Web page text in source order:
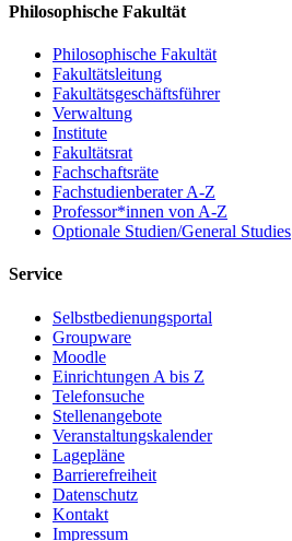
Philosophische Fakultät
Philosophische Fakultät
Fakultätsleitung
Fakultätsgeschäftsführer
Verwaltung
Institute
Fakultätsrat
Fachschaftsräte
Fachstudienberater A-Z
Professor*innen von A-Z
Optionale Studien/General Studies
Service
Selbstbedienungsportal
Groupware
Moodle
Einrichtungen A bis Z
Telefonsuche
Stellenangebote
Veranstaltungskalender
Lagepläne
Barrierefreiheit
Datenschutz
Kontakt
Impressum